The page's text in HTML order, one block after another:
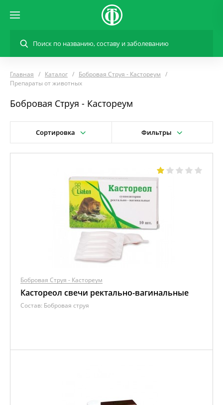
Главная Каталог
Бобровая Струя - Кастореум
Препараты от животных
Бобровая Струя - Кастореум
Сортировка Фильтры
Бобровая Струя - Кастореум
Кастореол свечи ректально-вагинальные
Состав: Бобровая струя